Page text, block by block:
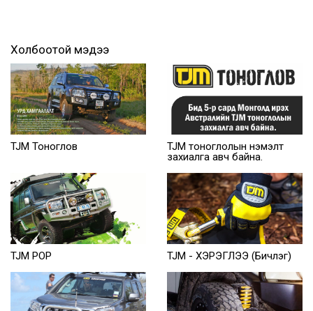
Холбоотой мэдээ
TJM Тоноглов
TJM тоноглолын нэмэлт
захиалга авч байна.
TJM POP TJM - ХЭРЭГЛЭЭ (Бичлэг)